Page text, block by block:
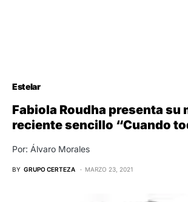
Estelar
Fabiola Roudha presenta su
reciente sencillo “Cuando
Por: Álvaro Morales
BY GRUPO CERTEZA MARZO 23, 2021